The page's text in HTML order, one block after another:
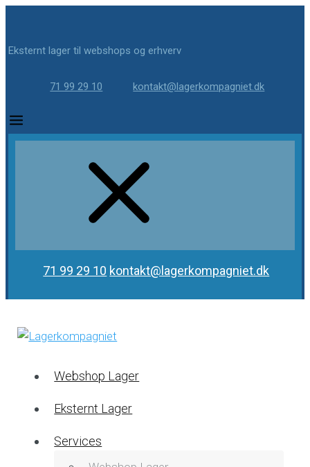
Eksternt lager til webshops og erhverv
71 99 29 10 kontakt@lagerkompagniet.dk
71 99 29 10 kontakt@lagerkompagniet.dk
Webshop Lager
Eksternt Lager
Services